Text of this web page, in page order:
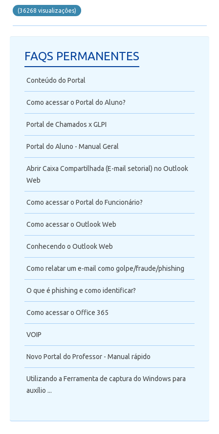
Office 365
Intercâmbio
Fluig
Feedz
(36268 visualizaçôes)
FAQS PERMANENTES
Conteúdo do Portal
Como acessar o Portal do Aluno?
Portal de Chamados x GLPI
Portal do Aluno - Manual Geral
Abrir Caixa Compartilhada (E-mail setorial) no Outlook
Web
Como acessar o Portal do Funcionário?
Como acessar o Outlook Web
Conhecendo o Outlook Web
Como relatar um e-mail como golpe/fraude/phishing
O que é phishing e como identificar?
Como acessar o Office 365
VOIP
Novo Portal do Professor - Manual rápido
Utilizando a Ferramenta de captura do Windows para
auxílio ...